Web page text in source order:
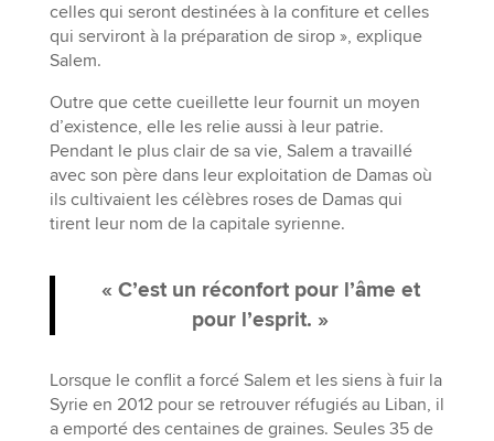
celles qui seront destinées à la confiture et celles
qui serviront à la préparation de sirop », explique
Salem.
Outre que cette cueillette leur fournit un moyen
d’existence, elle les relie aussi à leur patrie.
Pendant le plus clair de sa vie, Salem a travaillé
avec son père dans leur exploitation de Damas où
ils cultivaient les célèbres roses de Damas qui
tirent leur nom de la capitale syrienne.
« C’est un réconfort pour l’âme et
pour l’esprit. »
Lorsque le conflit a forcé Salem et les siens à fuir la
Syrie en 2012 pour se retrouver réfugiés au Liban, il
a emporté des centaines de graines. Seules 35 de